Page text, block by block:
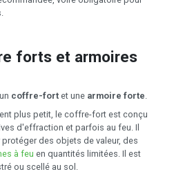
forts et armoires
coffre-fort et une armoire forte.
plus petit, le coffre-fort est conçu
d'effraction et parfois au feu. Il
des objets de valeur, des
à feu en quantités limitées. Il est
ou scellé au sol.